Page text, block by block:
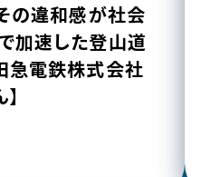
の違和感が社会
加速した登山道
急電鉄株式会社